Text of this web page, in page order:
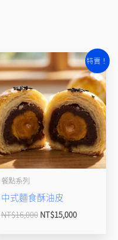
特賣！
餐點系列
中式麵食酥油皮
NT$16,000
原
始
價
格：
NT$16,000。
NT$15,000
目
前
價
格：
NT$15,000